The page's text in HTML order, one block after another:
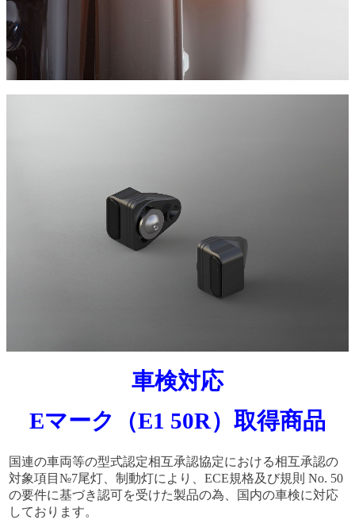
車検対応
Eマーク（E1 50R）取得商品
国連の車両等の型式認定相互承認協定における相互承認の
対象項目№7尾灯、制動灯により、ECE規格及び規則 No. 50
の要件に基づき認可を受けた製品の為、国内の車検に対応
しております。